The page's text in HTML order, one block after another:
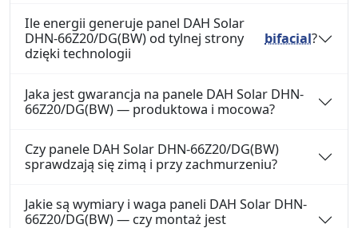
Ile energii generuje panel DAH Solar
DHN-66Z20/DG(BW) od tylnej strony
dzięki technologii
bifacial?
Jaka jest gwarancja na panele DAH Solar DHN-
66Z20/DG(BW) — produktowa i mocowa?
Czy panele DAH Solar DHN-66Z20/DG(BW)
sprawdzają się zimą i przy zachmurzeniu?
Jakie są wymiary i waga paneli DAH Solar DHN-
66Z20/DG(BW) — czy montaż jest